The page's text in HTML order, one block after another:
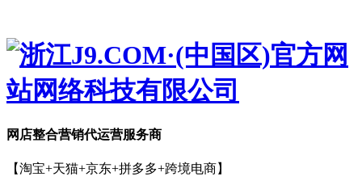
网店整合营销代运营服务商
【淘宝+天猫+京东+拼多多+跨境电商】